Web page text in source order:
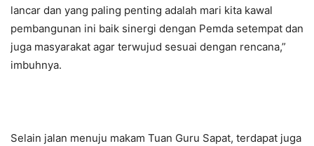
lancar dan yang paling penting adalah mari kita kawal
pembangunan ini baik sinergi dengan Pemda setempat dan
juga masyarakat agar terwujud sesuai dengan rencana,”
imbuhnya.
Selain jalan menuju makam Tuan Guru Sapat, terdapat juga